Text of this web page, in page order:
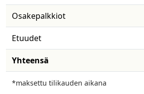
​Osakepalkkiot
​Etuudet
​Yhteensä
*maksettu tilikauden aikana